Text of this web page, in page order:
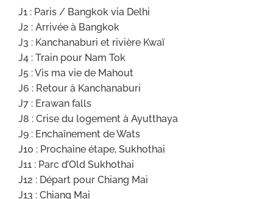
J1 : Paris / Bangkok via Delhi
J2 : Arrivée à Bangkok
J3 : Kanchanaburi et rivière Kwaï
J4 : Train pour Nam Tok
J5 : Vis ma vie de Mahout
J6 : Retour à Kanchanaburi
J7 : Erawan falls
J8 : Crise du logement à Ayutthaya
J9 : Enchaînement de Wats
J10 : Prochaine étape, Sukhothai
J11 : Parc d’Old Sukhothai
J12 : Départ pour Chiang Mai
J13 : Chiang Mai